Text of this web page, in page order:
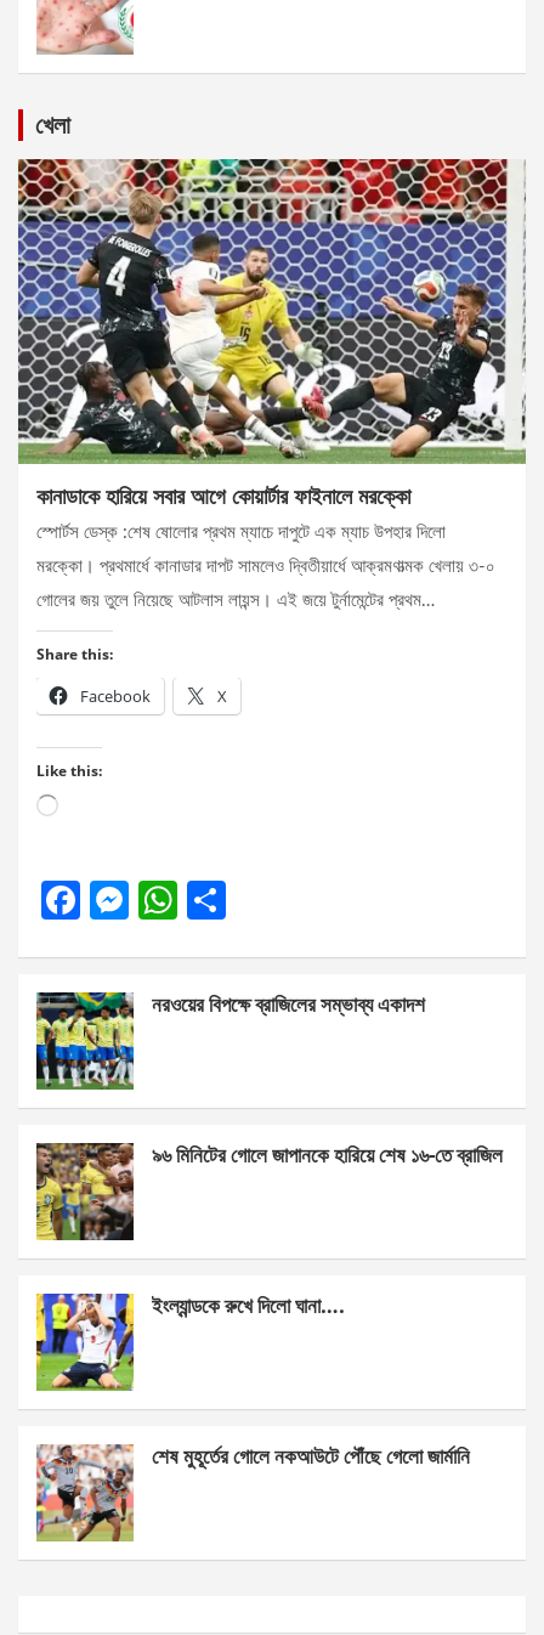
খেলা
কানাডাকে হারিয়ে সবার আগে কোয়ার্টার ফাইনালে মরক্কো
স্পোর্টস ডেস্ক :শেষ ষোলোর প্রথম ম্যাচে দাপুটে এক ম্যাচ উপহার দিলো
মরক্কো। প্রথমার্ধে কানাডার দাপট সামলেও দ্বিতীয়ার্ধে আক্রমণাত্মক খেলায় ৩-০
গোলের জয় তুলে নিয়েছে আটলাস লায়ন্স। এই জয়ে টুর্নামেন্টের প্রথম…
Share this:
Facebook X
Like this:
Loading…
F
b
o
o
k
M
n
g
er
W
s
p
e
নরওয়ের বিপক্ষে ব্রাজিলের সম্ভাব্য একাদশ
৯৬ মিনিটের গোলে জাপানকে হারিয়ে শেষ ১৬-তে ব্রাজিল
ইংল্যান্ডকে রুখে দিলো ঘানা….
শেষ মুহূর্তের গোলে নকআউটে পৌঁছে গেলো জার্মানি